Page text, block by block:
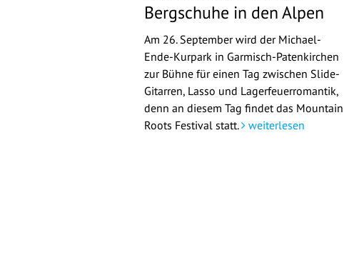
Bergschuhe in den Alpen
Am 26. September wird der Michael-
Ende-Kurpark in Garmisch-Patenkirchen
zur Bühne für einen Tag zwischen Slide-
Gitarren, Lasso und Lagerfeuerromantik,
denn an diesem Tag findet das Mountain
Roots Festival statt.
weiterlesen